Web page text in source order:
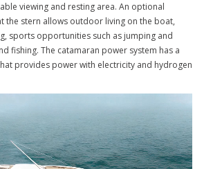
viewing and resting area. An optional
the stern allows outdoor living on the boat,
sports opportunities such as jumping and
fishing. The catamaran power system has a
provides power with electricity and hydrogen